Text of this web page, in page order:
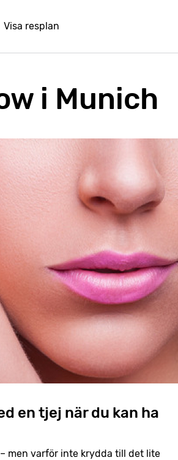
Visa resplan
i Munich
en tjej när du kan ha
men varför inte krydda till det lite